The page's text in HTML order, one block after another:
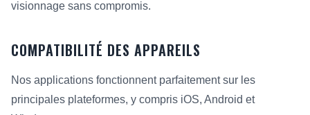
visionnage sans compromis.
COMPATIBILITÉ DES APPAREILS
Nos applications fonctionnent parfaitement sur les
principales plateformes, y compris iOS, Android et